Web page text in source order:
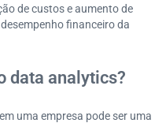
de custos e aumento de
financeiro da
data analytics?
uma empresa pode ser uma